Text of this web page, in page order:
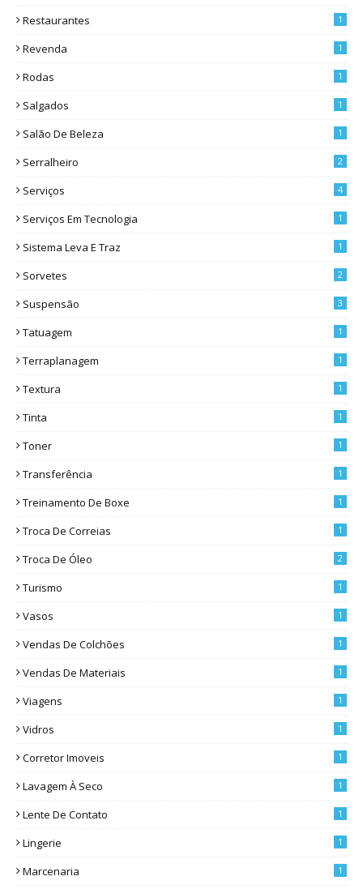
Restaurantes 1
Revenda 1
Rodas 1
Salgados 1
Salão De Beleza 1
Serralheiro 2
Serviços 4
Serviços Em Tecnologia 1
Sistema Leva E Traz 1
Sorvetes 2
Suspensão 3
Tatuagem 1
Terraplanagem 1
Textura 1
Tinta 1
Toner 1
Transferência 1
Treinamento De Boxe 1
Troca De Correias 1
Troca De Óleo 2
Turismo 1
Vasos 1
Vendas De Colchões 1
Vendas De Materiais 1
Viagens 1
Vidros 1
Corretor Imoveis 1
Lavagem À Seco 1
Lente De Contato 1
Lingerie 1
Marcenaria 1